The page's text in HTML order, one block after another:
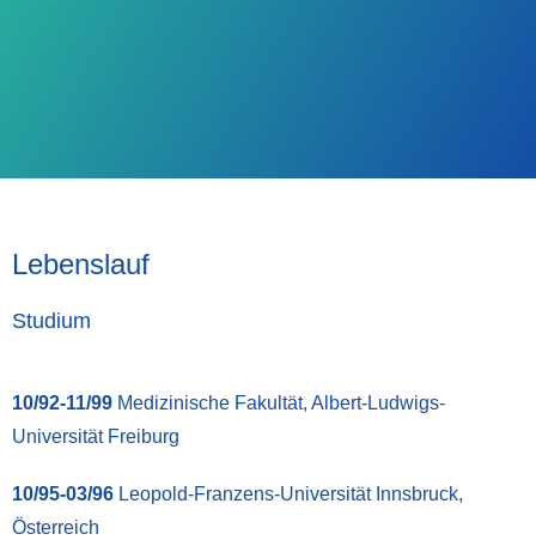
Lebenslauf
Studium
10/92-11/99 Medizinische Fakultät, Albert-Ludwigs-
Universität Freiburg
10/95-03/96 Leopold-Franzens-Universität Innsbruck,
Österreich